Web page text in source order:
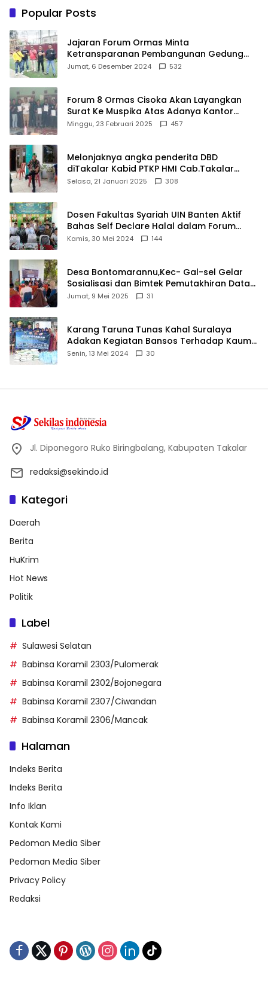
Sasaran
Popular Posts
Jajaran Forum Ormas Minta
Ketransparanan Pembangunan Gedung
Damkar Di Kecamatan Cisoka
Jumat, 6 Desember 2024 532
Forum 8 Ormas Cisoka Akan Layangkan
Surat Ke Muspika Atas Adanya Kantor
Matel di Cisoka
Minggu, 23 Februari 2025 457
Melonjaknya angka penderita DBD
diTakalar Kabid PTKP HMI Cab.Takalar
angkat bicara
Selasa, 21 Januari 2025 308
Dosen Fakultas Syariah UIN Banten Aktif
Bahas Self Declare Halal dalam Forum
Ijtima Ulama MUI
Kamis, 30 Mei 2024 144
Desa Bontomarannu,Kec- Gal-sel Gelar
Sosialisasi dan Bimtek Pemutakhiran Data
ID
Jumat, 9 Mei 2025 31
Karang Taruna Tunas Kahal Suralaya
Adakan Kegiatan Bansos Terhadap Kaum
Dhuafa dan Anak Yatim-Piatu
Senin, 13 Mei 2024 30
Jl. Diponegoro Ruko Biringbalang, Kabupaten Takalar
redaksi@sekindo.id
Kategori
Daerah
Berita
HuKrim
Hot News
Politik
Label
Sulawesi Selatan
Babinsa Koramil 2303/Pulomerak
Babinsa Koramil 2302/Bojonegara
Babinsa Koramil 2307/Ciwandan
Babinsa Koramil 2306/Mancak
Halaman
Indeks Berita
Indeks Berita
Info Iklan
Kontak Kami
Pedoman Media Siber
Pedoman Media Siber
Privacy Policy
Redaksi